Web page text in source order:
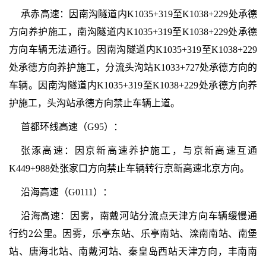
承赤高速：因南沟隧道内K1035+319至K1038+229处承德
方向养护施工，南沟隧道内K1035+319至K1038+229处承德
方向车辆无法通行。因南沟隧道内K1035+319至K1038+229
处承德方向养护施工，分流头沟站K1033+727处承德方向的
车辆。因南沟隧道内K1035+319至K1038+229处承德方向养
护施工，头沟站承德方向禁止车辆上道。
首都环线高速（G95）：
张涿高速：因京新高速养护施工，与京新高速互通
K449+988处张家口方向禁止车辆转行京新高速北京方向。
沿海高速（G0111）：
沿海高速：因雾，南戴河站分流点天津方向车辆缓慢通
行约2公里。因雾，乐亭东站、乐亭南站、滦南南站、南堡
站、唐海北站、南戴河站、秦皇岛西站天津方向，丰南南